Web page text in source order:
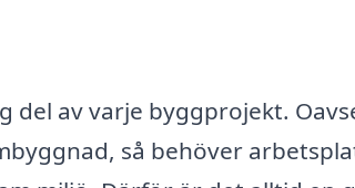
del av varje byggprojekt.
så behöver